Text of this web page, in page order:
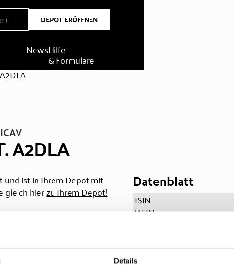
Details
DEPOT ERÖFFNEN
NewsHilfe
& Formulare
A2DLA
und ist in Ihrem Depot mit
gleich hierzu Ihrem Depot! Datenblatt
ISIN
WKN